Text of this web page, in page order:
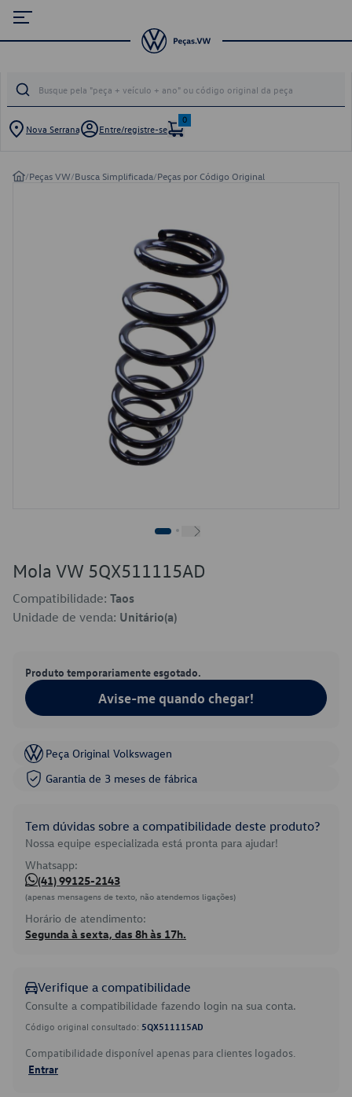
Nova Serrana Entre/registre-se
0
/Peças VW/Busca Simplificada/Peças por Código Original
Mola VW 5QX511115AD
Compatibilidade: Taos
Unidade de venda: Unitário(a)
Produto temporariamente esgotado.
Avise-me quando chegar!
Peça Original Volkswagen
Garantia de 3 meses de fábrica
Tem dúvidas sobre a compatibilidade deste produto?
Nossa equipe especializada está pronta para ajudar!
Whatsapp:
(41) 99125-2143
(apenas mensagens de texto, não atendemos ligações)
Horário de atendimento:
Segunda à sexta, das 8h às 17h.
Verifique a compatibilidade
Consulte a compatibilidade fazendo login na sua conta.
Código original consultado: 5QX511115AD
Compatibilidade disponível apenas para clientes logados.
Entrar